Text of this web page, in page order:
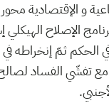
و
الإصلاح
الحكم ثمّ إنخراطه
الفساد